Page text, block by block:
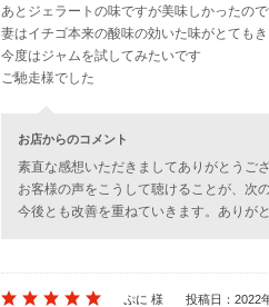
あとジェラートの味ですが美味しかったの
妻はイチゴ本来の酸味の効いた味がとても
今度はジャムを試してみたいです
ご馳走様でした
お店からのコメント
素直な感想いただきましてありがとうござ
お客様の声をこうして聴けることが、次
今後とも改善を重ねていきます。ありが
ぷに 様 投稿日：2022